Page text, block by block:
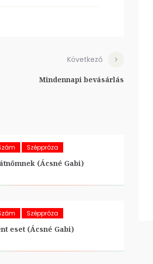
Következő
Mindennapi bevásárlás
Széppróza
(Ácsné Gabi)
Széppróza
eset (Ácsné Gabi)